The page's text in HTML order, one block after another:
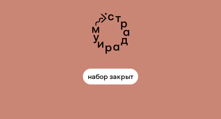
набор закрыт